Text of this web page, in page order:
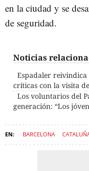
en la ciudad y se
de seguridad.
Noticias
Espadaler reivindica
críticas con la visita
Los voluntarios del
generación: “Los
BARCELONA